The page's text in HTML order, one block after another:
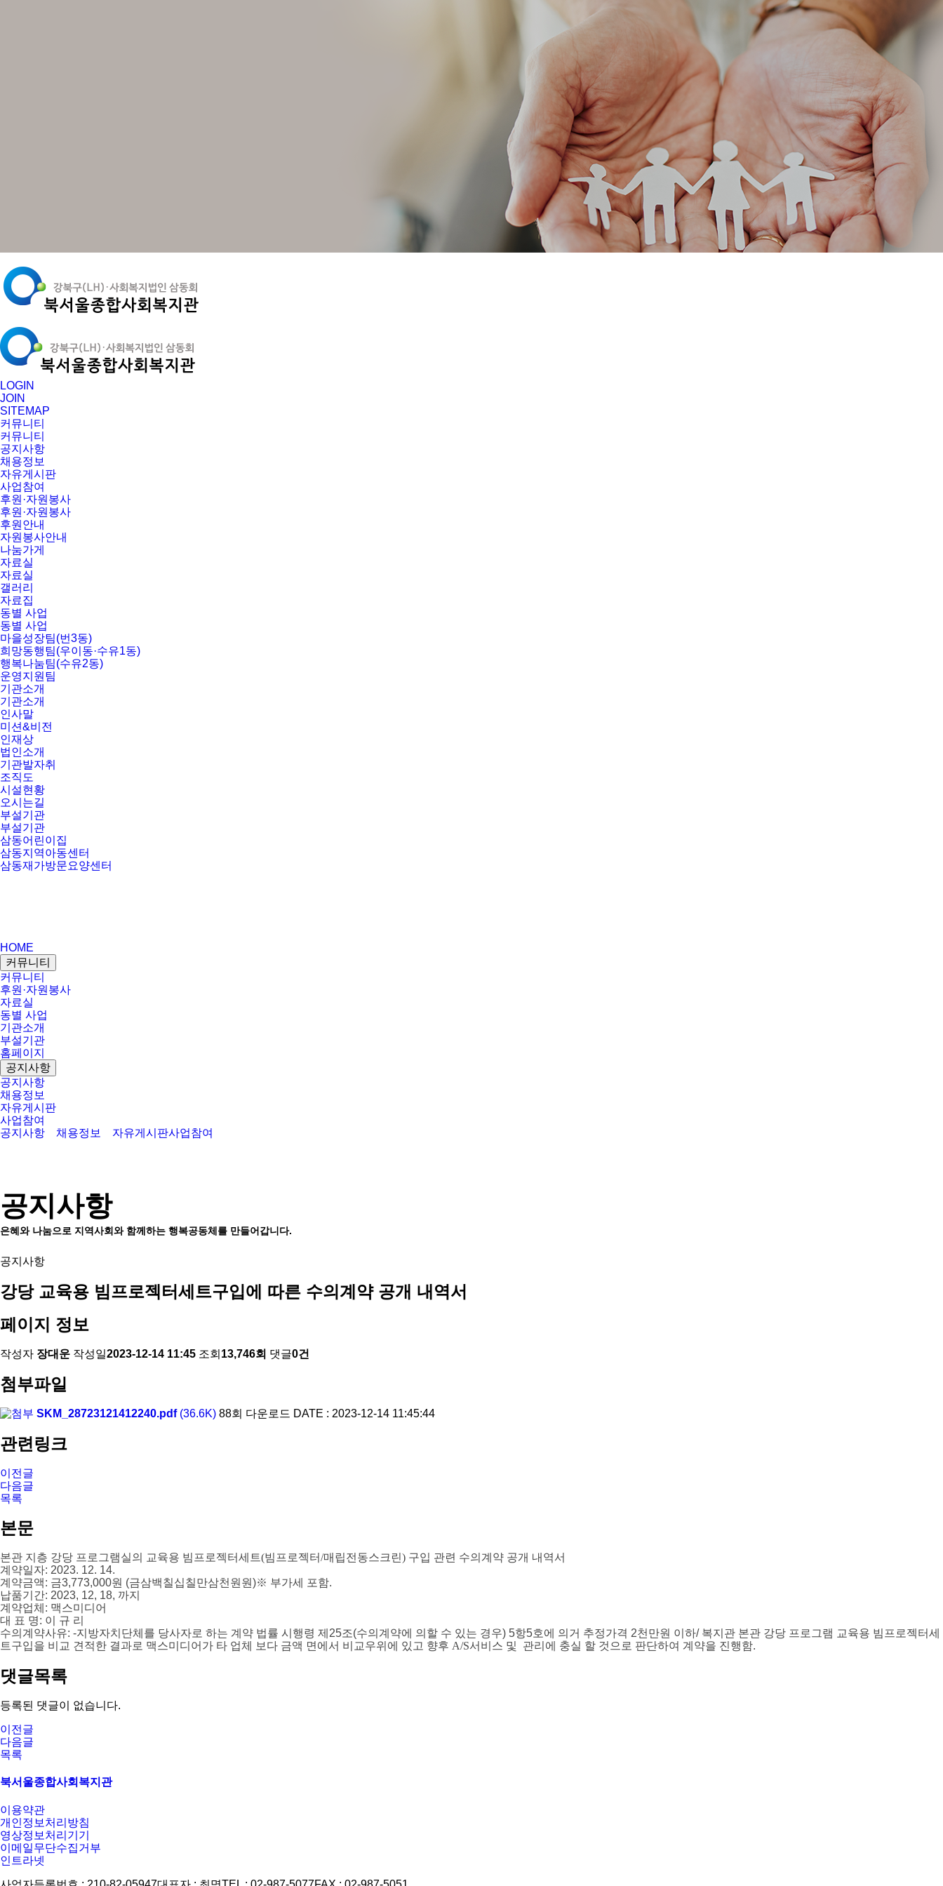
LOGIN
JOIN
SITEMAP
커뮤니티
커뮤니티
공지사항
채용정보
자유게시판
사업참여
후원·자원봉사
후원·자원봉사
후원안내
자원봉사안내
나눔가게
자료실
자료실
갤러리
자료집
동별 사업
동별 사업
마을성장팀(번3동)
희망동행팀(우이동·수유1동)
행복나눔팀(수유2동)
운영지원팀
기관소개
기관소개
인사말
미션&비전
인재상
법인소개
기관발자취
조직도
시설현황
오시는길
부설기관
부설기관
삼동어린이집
삼동지역아동센터
삼동재가방문요양센터
HOME
커뮤니티
커뮤니티
후원·자원봉사
자료실
동별 사업
기관소개
부설기관
홈페이지
공지사항
공지사항
채용정보
자유게시판
사업참여
공지사항
채용정보 자유게시판사업참여
공지사항
은혜와 나눔으로 지역사회와 함께하는 행복공동체를 만들어갑니다.
공지사항
강당 교육용 빔프로젝터세트구입에 따른 수의계약 공개 내역서
페이지 정보
작성자 장대운 작성일2023-12-14 11:45 조회 13,746회 댓글0건
첨부파일
SKM_28723121412240.pdf(36.6K) 88회 다운로드 DATE : 2023-12-14 11:45:44
관련링크
이전글
다음글
목록
본문
본관 지층 강당 프로그램실의 교육용 빔프로젝터세트(빔프로젝터/매립전동스크린) 구입 관련 수의계약 공개 내역서
계약일자: 2023. 12. 14.
계약금액: 금3,773,000원 (금삼백칠십칠만삼천원원)※ 부가세 포함.
납품기간: 2023, 12, 18, 까지
계약업체 : 맥스미디어
대 표 명: 이 규 리
수의계약사유: -지방자치단체를 당사자로 하는 계약 법률 시행령 제 25조(수의계약에 의할 수 있는 경우) 5항5호에 의거 추정가격 2천만원 이하/ 복지관 본관 강당 프로그램 교육용 빔프로젝터세
트구입을 비교 견적한 결과로 맥스미디어가 타 업체 보다 금액 면에서 비교우위에 있고 향후 A/S서비스 및 관리에 충실 할 것으로 판단하여 계약을 진행함.
댓글목록
등록된 댓글이 없습니다.
이전글
다음글
목록
북서울종합사회복지관
이용약관
개인정보처리방침
영상정보처리기기
이메일무단수집거부
인트라넷